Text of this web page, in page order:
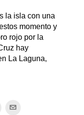
la isla con una
momento y
rojo por la
hay
La Laguna,